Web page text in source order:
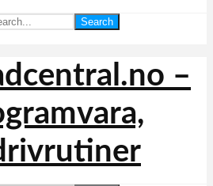
Search